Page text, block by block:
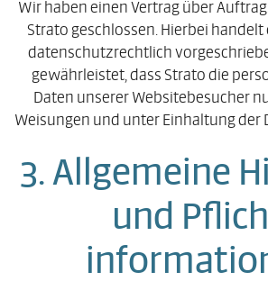
Wir haben einen Vertrag über
Strato geschlossen. Hierbei handelt
datenschutzrechtlich
gewährleistet, dass Strato die
Daten unserer Websitebesucher
Weisungen und unter Einhaltung der
3. Allgemeine
und